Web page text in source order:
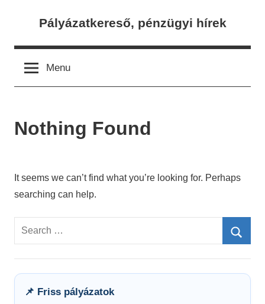
Pályázatkereső, pénzügyi hírek
Menu
Nothing Found
It seems we can’t find what you’re looking for. Perhaps
searching can help.
Search
📌 Friss pályázatok